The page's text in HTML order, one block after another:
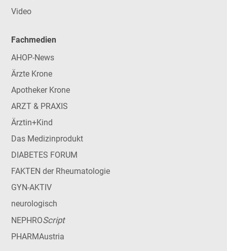
Video
Fachmedien
AHOP-News
Ärzte Krone
Apotheker Krone
ARZT & PRAXIS
Ärztin+Kind
Das Medizinprodukt
DIABETES FORUM
FAKTEN der Rheumatologie
GYN-AKTIV
neurologisch
NEPHROScript
PHARMAustria